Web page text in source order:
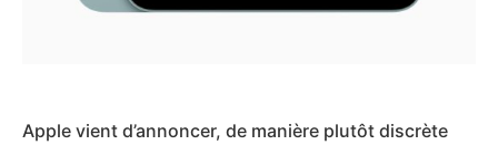
Apple vient d’annoncer, de manière plutôt discrète